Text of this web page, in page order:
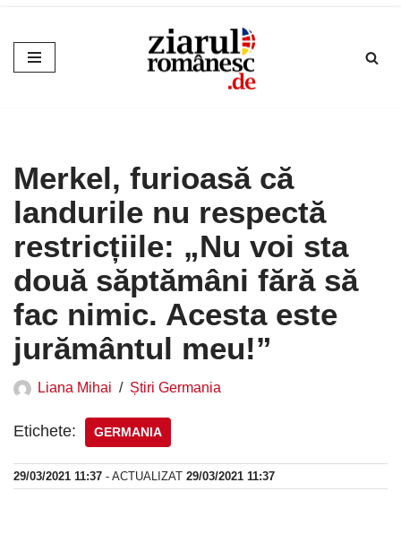
Sari
la
Merkel, furioasă că
landurile nu respectă
restricțiile: „Nu voi sta
două săptămâni fără să
fac nimic. Acesta este
jurământul meu!”
Liana Mihai Știri Germania
Etichete: GERMANIA
29/03/2021 11:37 - ACTUALIZAT 29/03/2021 11:37